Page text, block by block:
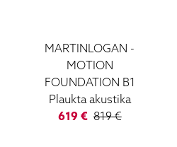
MARTINLOGAN -
MOTION
FOUNDATION B1
Plaukta akustika
619€ 819€